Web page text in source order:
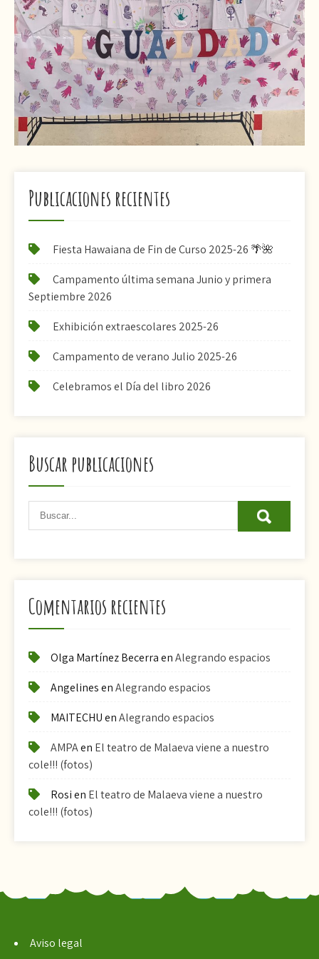
Publicaciones recientes
Fiesta Hawaiana de Fin de Curso 2025-26 🌴🌺
Campamento última semana Junio y primera
Septiembre 2026
Exhibición extraescolares 2025-26
Campamento de verano Julio 2025-26
Celebramos el Día del libro 2026
Buscar publicaciones
Comentarios recientes
Olga Martínez BecerraenAlegrando espacios
AngelinesenAlegrando espacios
MAITECHUenAlegrando espacios
AMPAen El teatro de Malaeva viene a nuestro
cole!!! (fotos)
Rosien El teatro de Malaeva viene a nuestro
cole!!! (fotos)
Aviso legal